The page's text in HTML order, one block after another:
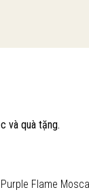
Flame